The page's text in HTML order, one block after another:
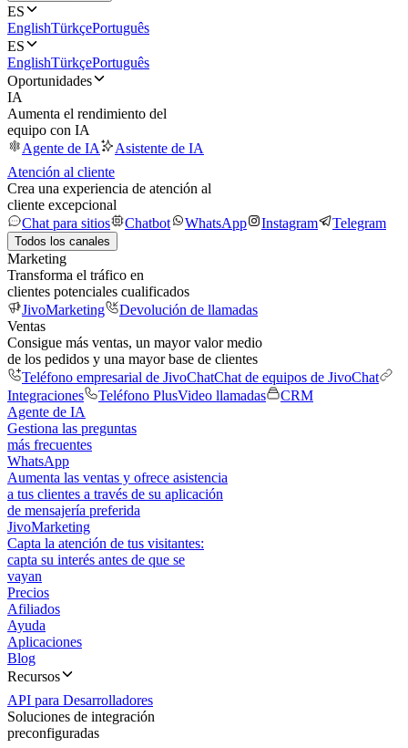
ES
EnglishTürkçePortuguês
ES
EnglishTürkçePortuguês
Oportunidades
IA
Aumenta el rendimiento del
equipo con IA
Agente de IA
Asistente de IA
Atención al cliente
Crea una experiencia de atención al
cliente excepcional
Chat para sitios
Chatbot WhatsApp Instagram Telegram
Todos los canales
Marketing
Transforma el tráfico en
clientes potenciales cualificados
JivoMarketing
Devolución de llamadas
Ventas
Consigue más ventas, un mayor valor medio
de los pedidos y una mayor base de clientes
Teléfono empresarial de JivoChatChat de equipos de JivoChat
Integraciones
Teléfono PlusVideo llamadas
CRM
Agente de IA
Gestiona las preguntas
más frecuentes
WhatsApp
Aumenta las ventas y ofrece asistencia
a tus clientes a través de su aplicación
de mensajería preferida
JivoMarketing
Capta la atención de tus visitantes:
capta su interés antes de que se
vayan
Precios
Afiliados
Ayuda
Aplicaciones
Blog
Recursos
API para Desarrolladores
Soluciones de integración
preconfiguradas